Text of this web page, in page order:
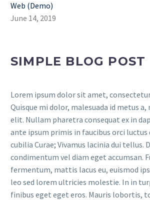
Web (Demo)
June 14, 2019
SIMPLE BLOG POST
Lorem ipsum dolor sit amet,
Quisque mi dolor, malesuada id metus
elit. Nullam pharetra consequat ex in
ante ipsum primis in faucibus orci
cubilia Curae; Vivamus lacinia dui tellus.
condimentum vel diam eget accumsan.
fermentum, mattis lacus eu, euismod
leo sed lorem ultricies molestie. In in
finibus eget eget eros. Mauris lobortis,